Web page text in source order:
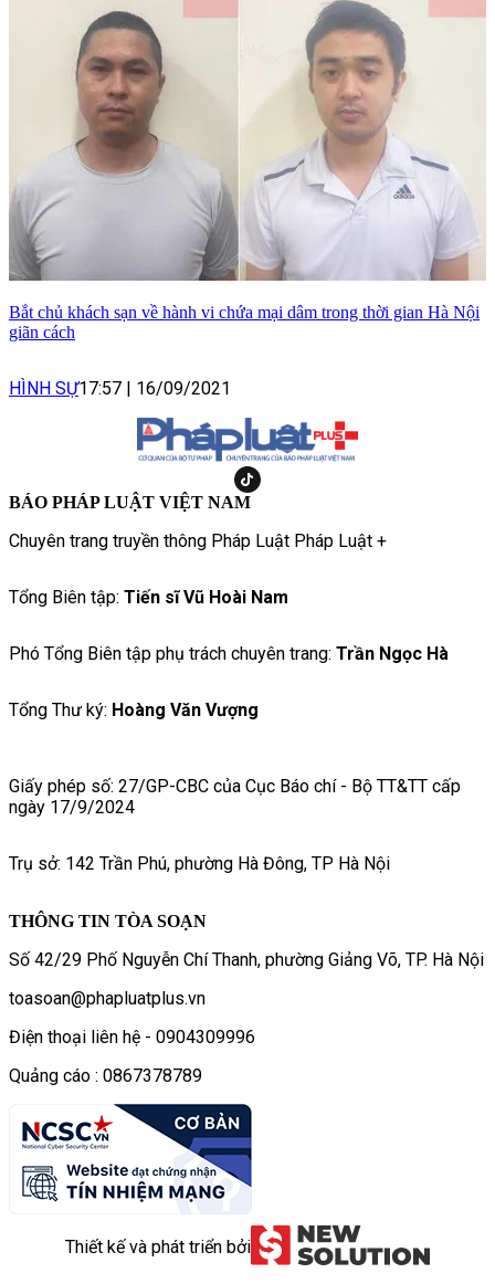
Bắt chủ khách sạn về hành vi chứa mại dâm trong thời gian Hà Nội
giãn cách
HÌNH SỰ17:57 | 16/09/2021
BÁO PHÁP LUẬT VIỆT NAM
Chuyên trang truyền thông Pháp Luật Pháp Luật +
Tổng Biên tập: Tiến sĩ Vũ Hoài Nam
Phó Tổng Biên tập phụ trách chuyên trang: Trần Ngọc Hà
Tổng Thư ký: Hoàng Văn Vượng
Giấy phép số: 27/GP-CBC của Cục Báo chí - Bộ TT&TT cấp
ngày 17/9/2024
Trụ sở: 142 Trần Phú, phường Hà Đông, TP Hà Nội
THÔNG TIN TÒA SOẠN
Số 42/29 Phố Nguyễn Chí Thanh, phường Giảng Võ, TP. Hà Nội
toasoan@phapluatplus.vn
Điện thoại liên hệ - 0904309996
Quảng cáo : 0867378789
Thiết kế và phát triển bởi